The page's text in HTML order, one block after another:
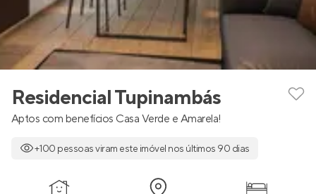
Residencial Tupinambás
Aptos com benefícios Casa Verde e Amarela!
+100 pessoas viram este imóvel nos últimos 90 dias